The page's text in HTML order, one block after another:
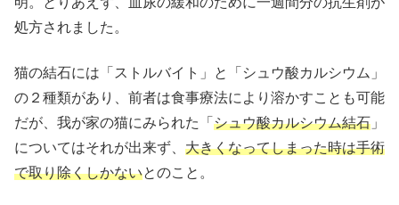
処方されました。
猫の結石には「ストルバイト」と「シュウ酸カルシウム」
の２種類があり、前者は食事療法により溶かすことも可能
だが、我が家の猫にみられた「 シュウ酸カルシウム結石 」
についてはそれが出来ず、 大きくなってしまった時は手術
で取り除くしかないとのこと。